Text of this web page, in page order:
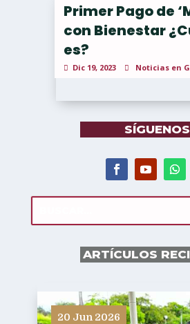
Primer Pago de
con Bienestar
es?
Dic 19, 2023 Noticias en
SÍGUENOS
ARTÍCULOS
20 Jun 2026